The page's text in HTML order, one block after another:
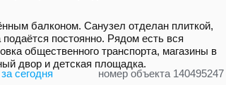
балконом. Санузел отделан плиткой,
постоянно. Рядом есть вся
общественного транспорта, магазины в
двор и детская площадка.
сегодня номер объекта 140495247